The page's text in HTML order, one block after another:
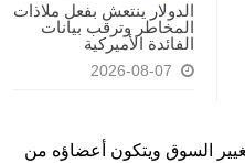
الدولار ينتعش بفعل ملاذات
المخاطر وترقب بيانات
الفائدة الأميركية
2026-08-07
السوق ويتكون أعضاؤه من